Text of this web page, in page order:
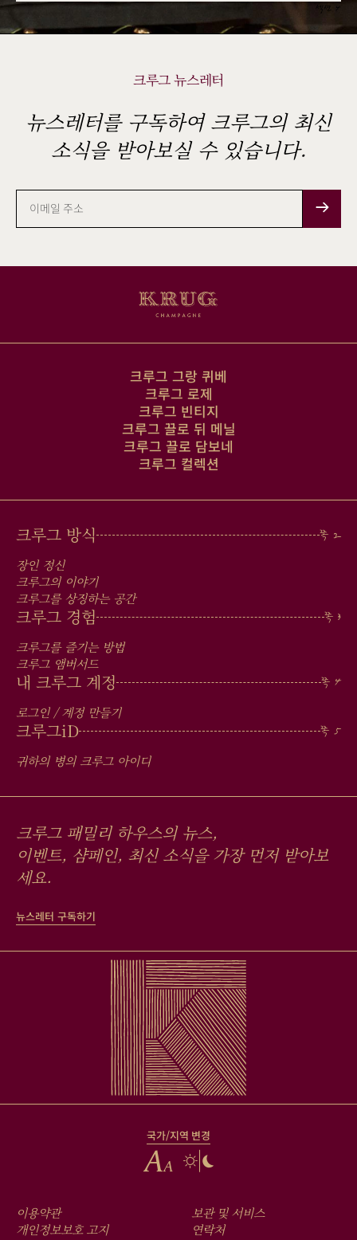
섹션 4
크루그 뉴스레터
뉴스레터를 구독하여 크루그의 최신
소식을 받아보실 수 있습니다.
이
메
일
주
소
크루그 그랑 퀴베
크루그 로제
크루그 빈티지
크루그 끌로 뒤 메닐
크루그 끌로 담보네
크루그 컬렉션
MAIN
MEN
IN
FOOTER
크루그 방식
장인 정신
크루그의 이야기
크루그를 상징하는 공간
크루그 경험
크루그를 즐기는 방법
크루그 앰버서드
내 크루그 계정
로그인 / 계정 만들기
크루그iD
귀하의 병의 크루그 아이디
크루그 패밀리 하우스의 뉴스,
이벤트, 샴페인, 최신 소식을 가장 먼저 받아보
세요.
뉴스레터 구독하기
국가/지역 변경
FOOTER
이용약관
개인정보보호 고지 보관 및 서비스
연락처